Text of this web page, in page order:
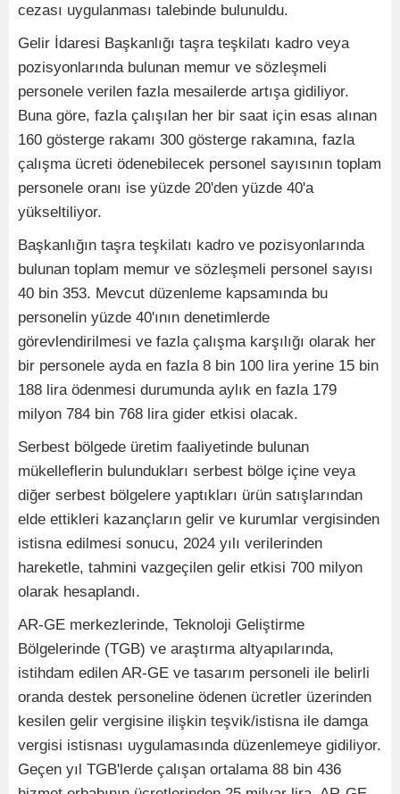
cezası uygulanması talebinde bulunuldu.
Gelir İdaresi Başkanlığı taşra teşkilatı kadro veya
pozisyonlarında bulunan memur ve sözleşmeli
personele verilen fazla mesailerde artışa gidiliyor.
Buna göre, fazla çalışılan her bir saat için esas alınan
160 gösterge rakamı 300 gösterge rakamına, fazla
çalışma ücreti ödenebilecek personel sayısının toplam
personele oranı ise yüzde 20'den yüzde 40'a
yükseltiliyor.
Başkanlığın taşra teşkilatı kadro ve pozisyonlarında
bulunan toplam memur ve sözleşmeli personel sayısı
40 bin 353. Mevcut düzenleme kapsamında bu
personelin yüzde 40'ının denetimlerde
görevlendirilmesi ve fazla çalışma karşılığı olarak her
bir personele ayda en fazla 8 bin 100 lira yerine 15 bin
188 lira ödenmesi durumunda aylık en fazla 179
milyon 784 bin 768 lira gider etkisi olacak.
Serbest bölgede üretim faaliyetinde bulunan
mükelleflerin bulundukları serbest bölge içine veya
diğer serbest bölgelere yaptıkları ürün satışlarından
elde ettikleri kazançların gelir ve kurumlar vergisinden
istisna edilmesi sonucu, 2024 yılı verilerinden
hareketle, tahmini vazgeçilen gelir etkisi 700 milyon
olarak hesaplandı.
AR-GE merkezlerinde, Teknoloji Geliştirme
Bölgelerinde (TGB) ve araştırma altyapılarında,
istihdam edilen AR-GE ve tasarım personeli ile belirli
oranda destek personeline ödenen ücretler üzerinden
kesilen gelir vergisine ilişkin teşvik/istisna ile damga
vergisi istisnası uygulamasında düzenlemeye gidiliyor.
Geçen yıl TGB'lerde çalışan ortalama 88 bin 436